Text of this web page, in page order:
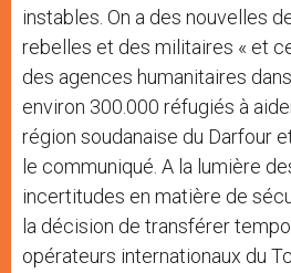
instables. On a des nouvelles
rebelles et des militaires « et
des agences humanitaires
environ 300.000 réfugiés à
région soudanaise du Darfour
le communiqué. A la lumière
incertitudes en matière de
la décision de transférer
opérateurs internationaux du